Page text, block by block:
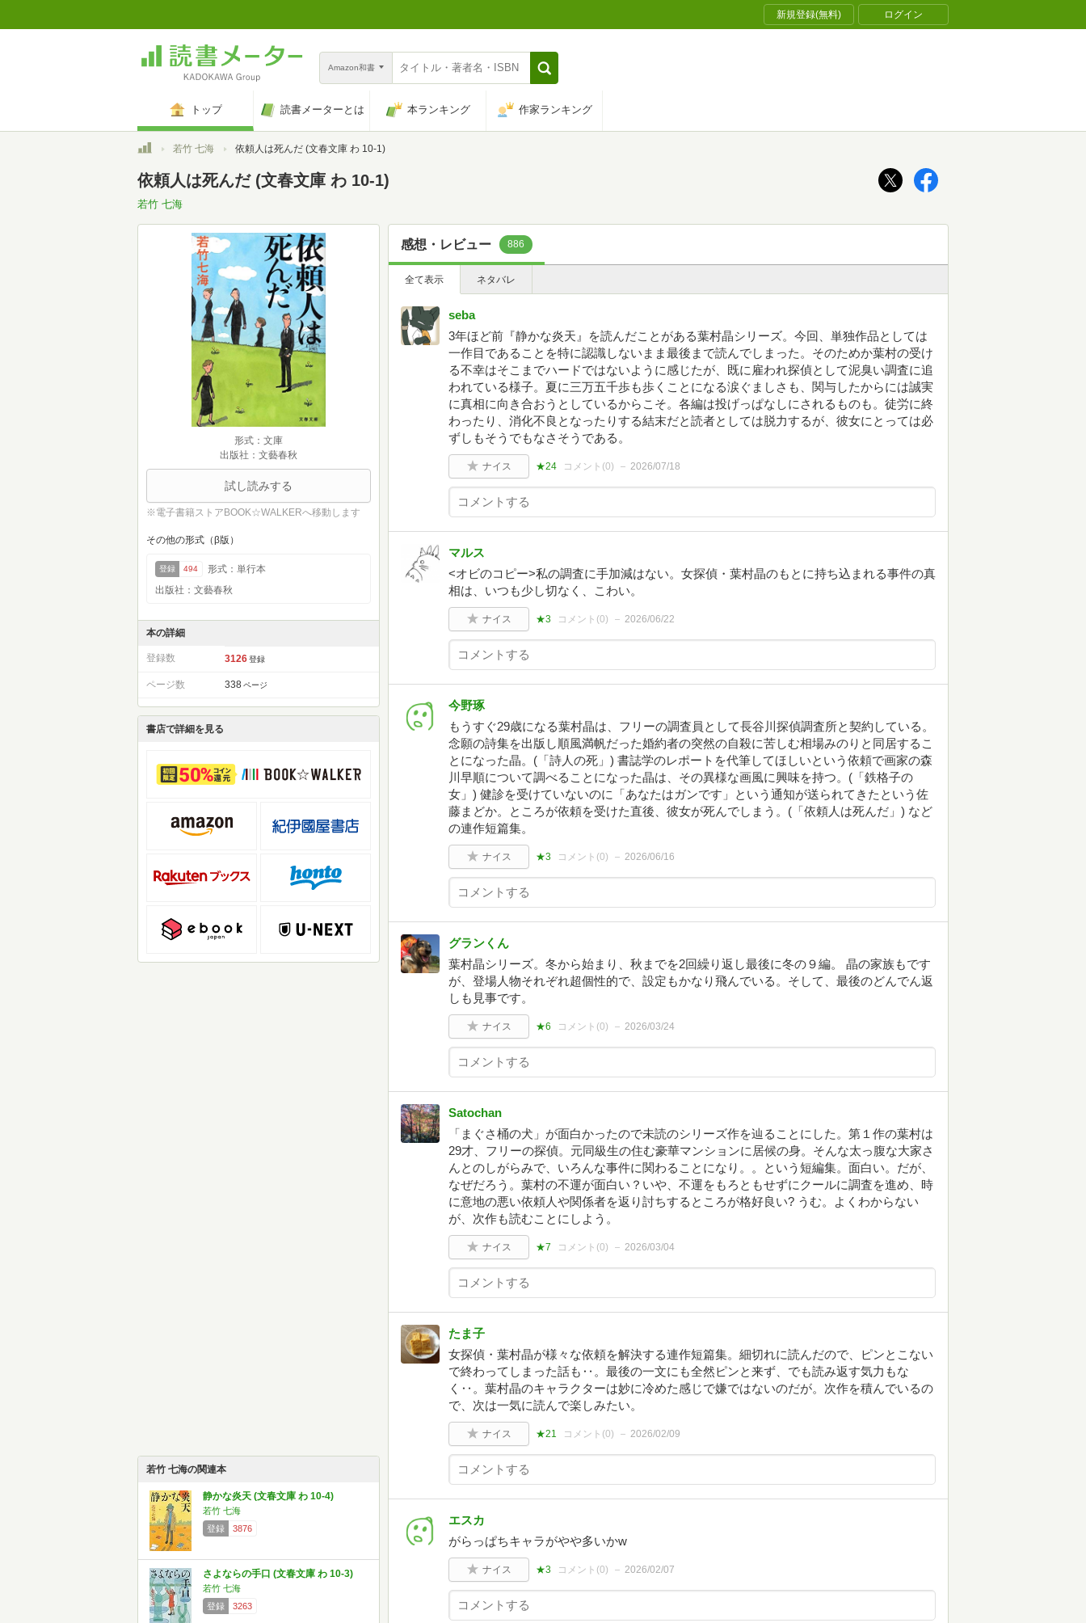
新規登録(無料) ログイン
Amazon和書
トップ 読書メーターとは 本ランキング 作家ランキング
トップ若竹 七海 依頼人は死んだ (文春文庫 わ 10-1)
依頼人は死んだ (文春文庫 わ 10-1)
若竹 七海
形式：文庫
出版社：文藝春秋
試し読みする
※電子書籍ストアBOOK☆WALKERへ移動します
その他の形式（β版）
登録 494
形式：単行本
出版社：文藝春秋
本の詳細
登録数 3126 登録
ページ数 338 ページ
書店で詳細を見る
若竹 七海の関連本
静かな炎天 (文春文庫 わ 10-4)
若竹 七海
登録
3876
さよならの手口 (文春文庫 わ 10-3)
若竹 七海
登録
3263
感想・レビュー 886
全て表示 ネタバレ
seba
3年ほど前『静かな炎天』を読んだことがある葉村晶シリーズ。今回、単独作品としては
一作目であることを特に認識しないまま最後まで読んでしまった。そのためか葉村の受け
る不幸はそこまでハードではないように感じたが、既に雇われ探偵として泥臭い調査に追
われている様子。夏に三万五千歩も歩くことになる涙ぐましさも、関与したからには誠実
に真相に向き合おうとしているからこそ。各編は投げっぱなしにされるものも。徒労に終
わったり、消化不良となったりする結末だと読者としては脱力するが、彼女にとっては必
ずしもそうでもなさそうである。
ナイス ★24 コメント(0) 2026/07/18
マルス
<オビのコピー>私の調査に手加減はない。女探偵・葉村晶のもとに持ち込まれる事件の真
相は、いつも少し切なく、こわい。
ナイス ★3 コメント(0) 2026/06/22
今野琢
もうすぐ29歳になる葉村晶は、フリーの調査員として長谷川探偵調査所と契約している。
念願の詩集を出版し順風満帆だった婚約者の突然の自殺に苦しむ相場みのりと同居するこ
とになった晶。(「詩人の死」) 書誌学のレポートを代筆してほしいという依頼で画家の森
川早順について調べることになった晶は、その異様な画風に興味を持つ。(「鉄格子の
女」) 健診を受けていないのに「あなたはガンです」という通知が送られてきたという佐
藤まどか。ところが依頼を受けた直後、彼女が死んでしまう。(「依頼人は死んだ」) など
の連作短篇集。
ナイス ★3 コメント(0) 2026/06/16
グランくん
葉村晶シリーズ。冬から始まり、秋までを2回繰り返し最後に冬の９編。 晶の家族もです
が、登場人物それぞれ超個性的で、設定もかなり飛んでいる。そして、最後のどんでん返
しも見事です。
ナイス ★6 コメント(0) 2026/03/24
Satochan
「まぐさ桶の犬」が面白かったので未読のシリーズ作を辿ることにした。第１作の葉村は
29才、フリーの探偵。元同級生の住む豪華マンションに居候の身。そんな太っ腹な大家さ
んとのしがらみで、いろんな事件に関わることになり。。という短編集。面白い。だが、
なぜだろう。葉村の不運が面白い？いや、不運をもろともせずにクールに調査を進め、時
に意地の悪い依頼人や関係者を返り討ちするところが格好良い? うむ。よくわからない
が、次作も読むことにしよう。
ナイス ★7 コメント(0) 2026/03/04
たま子
女探偵・葉村晶が様々な依頼を解決する連作短篇集。細切れに読んだので、ピンとこない
で終わってしまった話も‥。最後の一文にも全然ピンと来ず、でも読み返す気力もな
く‥。葉村晶のキャラクターは妙に冷めた感じで嫌ではないのだが。次作を積んでいるの
で、次は一気に読んで楽しみたい。
ナイス ★21 コメント(0) 2026/02/09
エスカ
がらっぱちキャラがやや多いかw
ナイス ★3 コメント(0) 2026/02/07